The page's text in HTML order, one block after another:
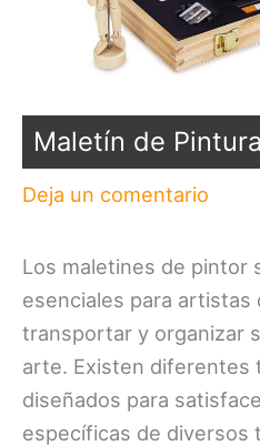
Maletín de Pintura
Deja un comentario
Los maletines de pintor
esenciales para artistas
transportar y organizar
arte. Existen diferentes
diseñados para
específicas de diversos